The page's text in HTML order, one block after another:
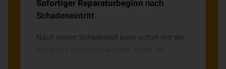
Sofortiger Reparaturbeginn nach
Schadeneintritt
Nach einem Schadenfall kann sofort mit der